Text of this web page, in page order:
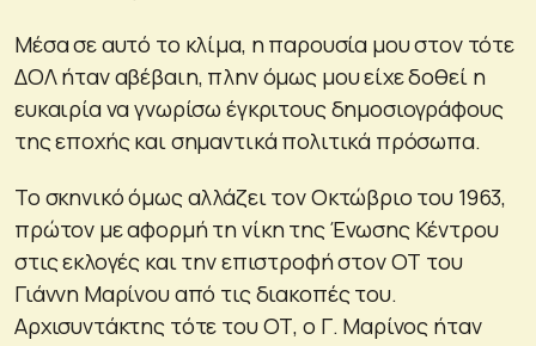
Μέσα σε αυτό το κλίμα, η παρουσία μου στον τότε
ΔΟΛ ήταν αβέβαιη, πλην όμως μου είχε δοθεί η
ευκαιρία να γνωρίσω έγκριτους δημοσιογράφους
της εποχής και σημαντικά πολιτικά πρόσωπα.
Το σκηνικό όμως αλλάζει τον Οκτώβριο του 1963,
πρώτον με αφορμή τη νίκη της Ένωσης Κέντρου
στις εκλογές και την επιστροφή στον ΟΤ του
Γιάννη Μαρίνου από τις διακοπές του.
Αρχισυντάκτης τότε του ΟΤ, ο Γ. Μαρίνος ήταν